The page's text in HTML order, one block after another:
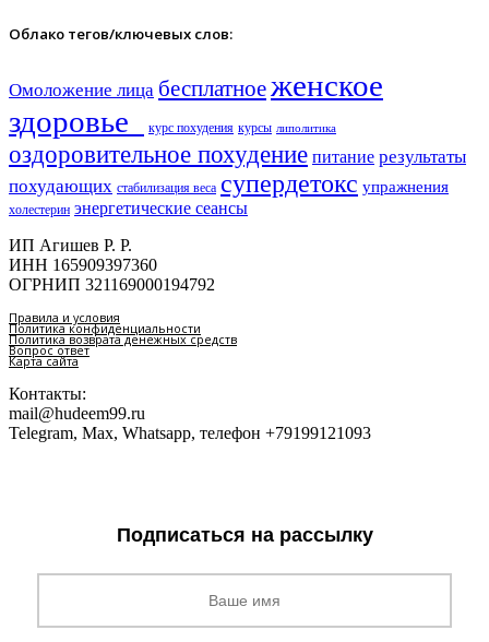
Облако тегов/ключевых слов:
Омоложение лица бесплатноеженское
здоровье​
курс похудения курсы липолитика
оздоровительное похудение питание результаты
похудающих стабилизация веса супердетокс упражнения
холестерин энергетические сеансы
ИП Агишев Р. Р.
ИНН 165909397360
ОГРНИП 321169000194792
Правила и условия
Политика конфиденциальности
Политика возврата денежных средств
Вопрос ответ
Карта сайта
Контакты:
mail@hudeem99.ru
Telegram, Max, Whatsapp, телефон +79199121093
Подписаться на рассылку